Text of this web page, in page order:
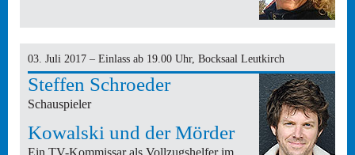
03. Juli 2017 – Einlass ab 19.00 Uhr, Bocksaal Leutkirch
Steffen Schroeder
Schauspieler
Kowalski und der Mörder
Ein TV-Kommissar als Vollzugshelfer im